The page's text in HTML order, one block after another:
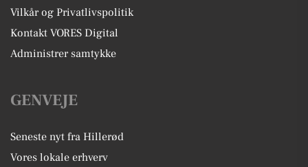
Vilkår og Privatlivspolitik
Kontakt VORES Digital
Administrer samtykke
GENVEJE
Seneste nyt fra Hillerød
Vores lokale erhverv